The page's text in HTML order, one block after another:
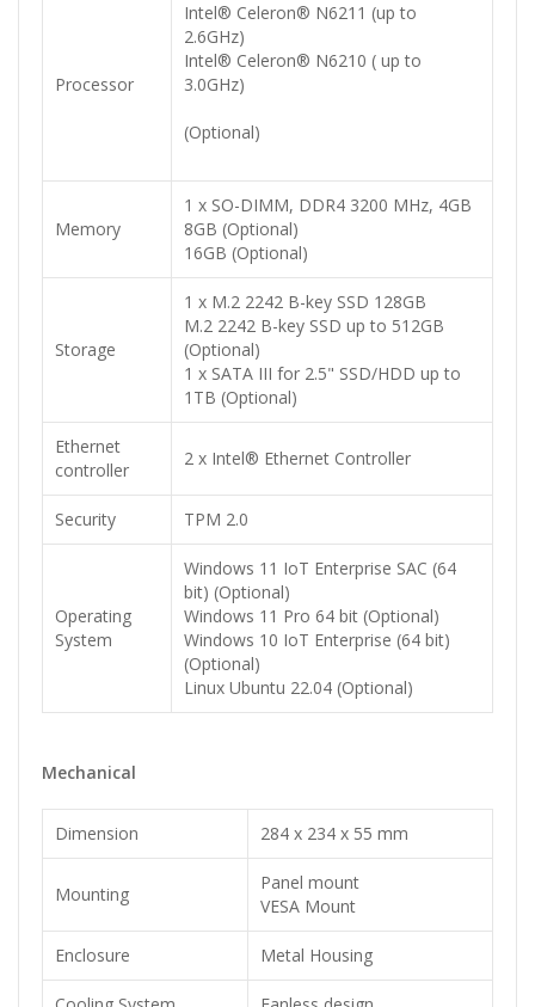
Processor
Intel® Celeron® N6211 (up to
2.6GHz)
Intel® Celeron® N6210 ( up to
3.0GHz)
(Optional)
Memory
1 x SO-DIMM, DDR4 3200 MHz, 4GB
8GB (Optional)
16GB (Optional)
Storage
1 x M.2 2242 B-key SSD 128GB
M.2 2242 B-key SSD up to 512GB
(Optional)
1 x SATA III for 2.5" SSD/HDD up to
1TB (Optional)
Ethernet
controller
2 x Intel® Ethernet Controller
Security TPM 2.0
Operating
System
Windows 11 IoT Enterprise SAC (64
bit) (Optional)
Windows 11 Pro 64 bit (Optional)
Windows 10 IoT Enterprise (64 bit)
(Optional)
Linux Ubuntu 22.04 (Optional)
Mechanical
Dimension 284 x 234 x 55 mm
Mounting
Panel mount
VESA Mount
Enclosure Metal Housing